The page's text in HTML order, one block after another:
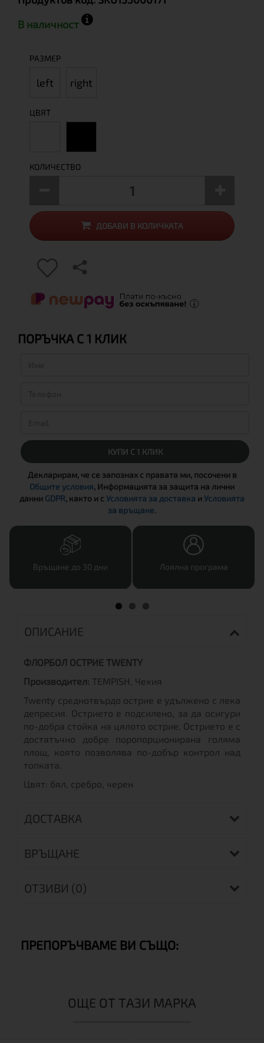
В наличност
РАЗМЕР
left right
ЦВЯТ
КОЛИЧЕСТВО
ДОБАВИ В КОЛИЧКАТА
ПОРЪЧКА С 1 КЛИК
КУПИ С 1 КЛИК
Декларирам, че се запознах с правата ми, посочени в
Общите условия, Информацията за защита на лични
данни GDPR, както и сУсловията за доставка иУсловията
за връщане.
Връщане до 30 дни Лоялна програма
ОПИСАНИЕ
ФЛОРБОЛ ОСТРИЕ TWENTY
Производител: TEMPISH, Чехия
Twenty среднотвърдо острие е удължено с лека
депресия. Острието е подсилено, за да осигури
по-добра стойка на цялото острие. Острието е с
достатъчно добре поропорционирана голяма
площ, която позволява по-добър контрол над
топката.
Цвят: бял, сребро, черен
ДОСТАВКА
ВРЪЩАНЕ
ОТЗИВИ (0)
ПРЕПОРЪЧВАМЕ ВИ СЪЩО:
ОЩЕ ОТ ТАЗИ МАРКА